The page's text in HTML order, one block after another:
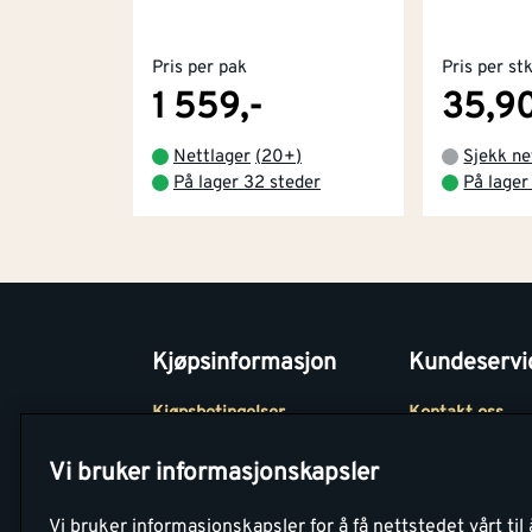
Pris per pak
1 559,-
Nettlager (20+)
På lager 32 steder
Pris per
Sjekk
På
Kjøpsinformasjon
Kjøpsbetingelser
Betaling
Kontakt oss
Vi bruker informasjonskapsler
Vi bruker informasjonskapsler for å få nettstedet vårt til